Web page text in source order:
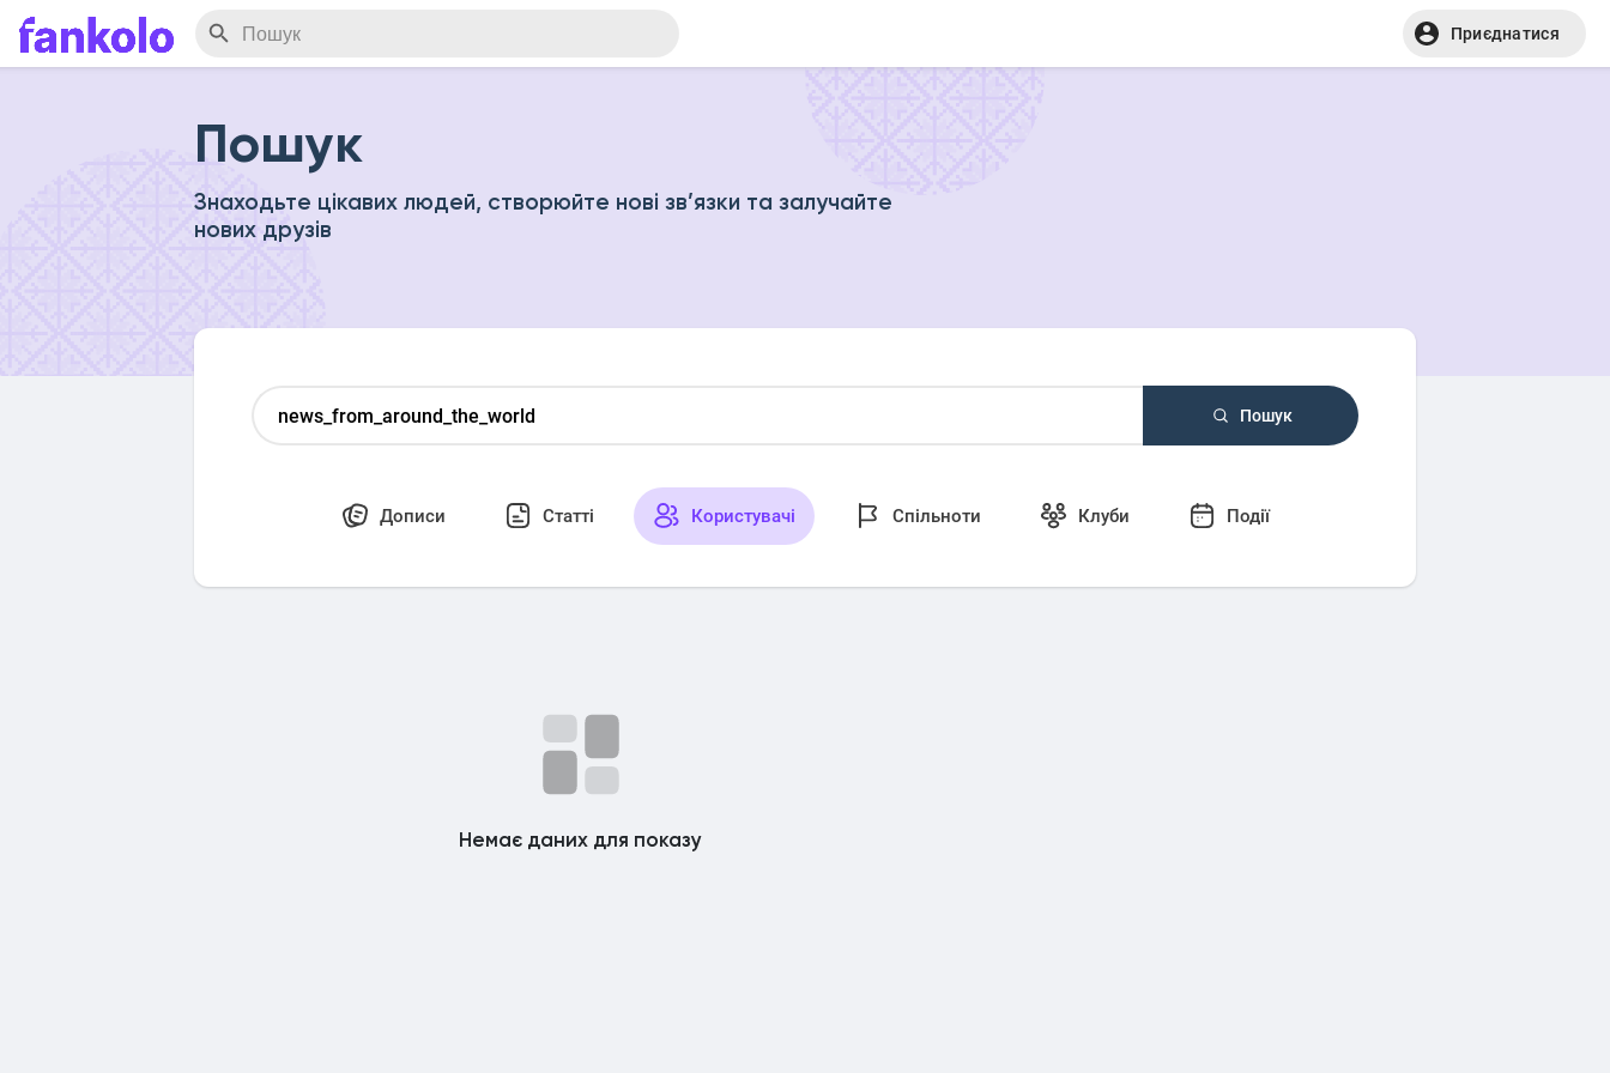
Приєднатися
Пошук
Знаходьте цікавих людей, створюйте нові зв’язки та залучайте
нових друзів
Пошук
Дописи Статті Користувачі Спільноти Клуби Події
Немає даних для показу